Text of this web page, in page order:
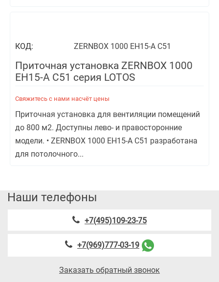
КОД: ZERNBOX 1000 EH15-A С51
Приточная установка ZERNBOX 1000
EH15-A С51 серия LOTOS
Свяжитесь с нами насчёт цены
Приточная установка для вентиляции помещений
до 800 м2. Доступны лево- и правосторонние
модели. • ZERNBOX 1000 EH15-A С51 разработана
для потолочного...
Наши телефоны
+7(495)109-23-75
+7(969)777-03-19
Заказать обратный звонок